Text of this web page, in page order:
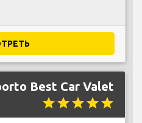
Best Car Valet
starstarstarstarstar